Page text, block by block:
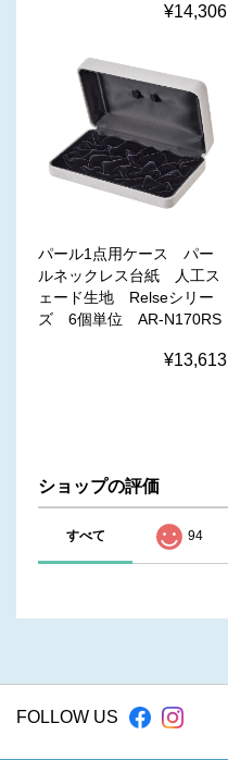
¥14,306
パール1点用ケース パー
ルネックレス台紙 人工ス
ェード生地 Relseシリー
ズ 6個単位 AR-N170RS
¥13,613
ショップの評価
すべて 94
FOLLOW US